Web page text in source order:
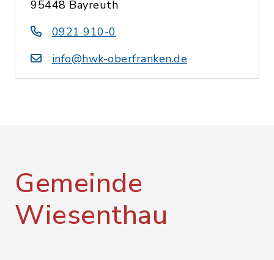
95448 Bayreuth
0921 910-0
info@hwk-oberfranken.de
Gemeinde
Wiesenthau